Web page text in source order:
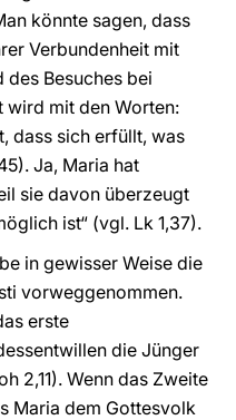
könnte sagen, dass
Verbundenheit mit
des Besuches bei
wird mit den Worten:
dass sich erfüllt, was
Ja, Maria hat
sie davon überzeugt
ist“ (vgl. Lk 1,37).
in gewisser Weise die
vorweggenommen.
erste
die Jünger
2,11). Wenn das Zweite
Maria dem Gottesvolk